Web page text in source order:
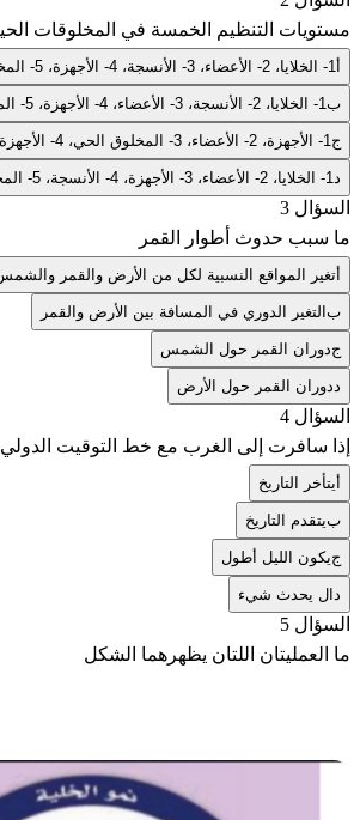
مستويات التنظيم الخمسة في المخلوقات
1- الخلايا، 2- الأعضاء، 3- الأنسجة، 4- الأجهزة، 5- المخلوق الحي
ب1- الخلايا، 2- الأنسجة، 3- الأعضاء، 4- الأجهزة، 5- المخلوق الحي
ج1- الأجهزة، 2- الأعضاء، 3- المخلوق الحي، 4- الأجهزة، 5- الأنسجة
1- الخلايا، 2- الأعضاء، 3- الأجهزة، 4- الأنسجة، 5- المخلوق الحي
السؤال 3
ما سبب حدوث أطوار القمر
تغير المواقع النسبية لكل من الأرض والقمر والشمس
بالتغير الدوري في المسافة بين الأرض والقمر
جدوران القمر حول الشمس
دوران القمر حول الأرض
السؤال 4
إذا سافرت إلى الغرب مع خط التوقيت الدولي
يتأخر التاريخ
بيتقدم التاريخ
جيكون الليل أطول
ال يحدث شيء
السؤال 5
ما العمليتان اللتان يظهرهما الشكل